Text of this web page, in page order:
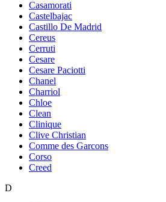
Casamorati
Castelbajac
Castillo De Madrid
Cereus
Cerruti
Cesare
Cesare Paciotti
Chanel
Charriol
Chloe
Clean
Clinique
Clive Christian
Comme des Garcons
Corso
Creed
D